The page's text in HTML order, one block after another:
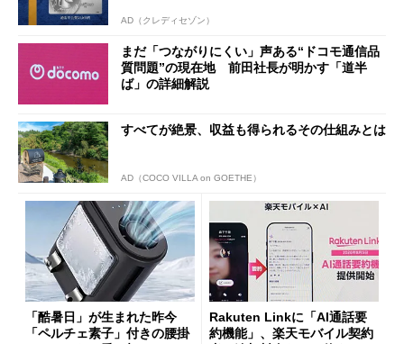
AD（クレディセゾン）
まだ「つながりにくい」声ある“ドコモ通信品
質問題”の現在地 前田社長が明かす「道半
ば」の詳細解説
すべてが絶景、収益も得られるその仕組みとは
AD（COCO VILLA on GOETHE）
「酷暑日」が生まれた昨今
「ペルチェ素子」付きの腰掛
Rakuten Linkに「AI通話要
約機能」、楽天モバイル契約